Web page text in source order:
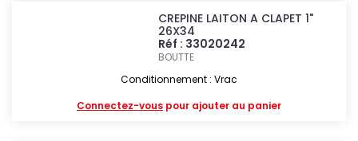
CREPINE LAITON A CLAPET 1"
26X34
Réf : 33020242
BOUTTE
Conditionnement : Vrac
Connectez-vous pour ajouter au panier